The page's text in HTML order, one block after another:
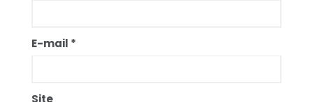
E-mail *
Site